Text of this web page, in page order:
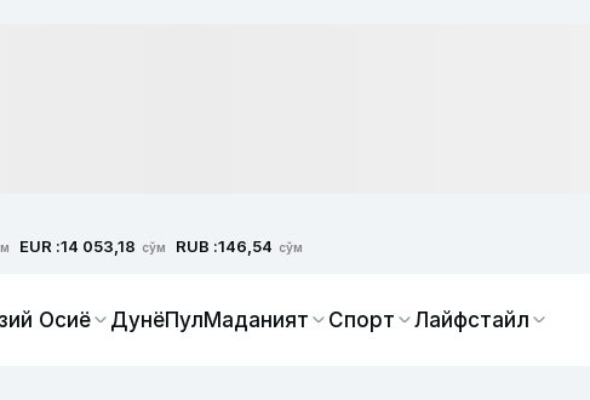
EUR :14 053,18 сўм RUB :146,54 сўм
Осиё ДунёПулМаданият Спорт Лайфстайл